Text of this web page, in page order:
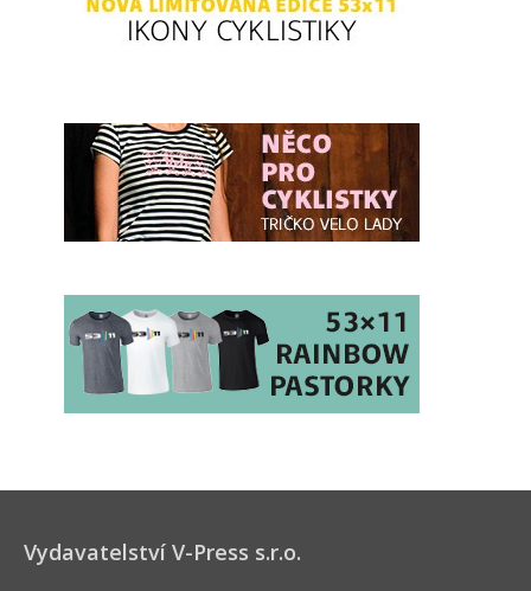
Vydavatelství V-Press s.r.o.